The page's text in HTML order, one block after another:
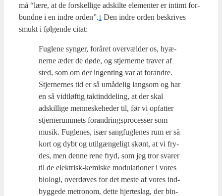
må “lære, at de for­skel­li­ge adskil­te ele­men­ter er intimt for­
bund­ne i en indre orden”.1 Den indre orden beskri­ves
smukt i føl­gen­de citat:
Fug­le­ne syn­ger, for­å­ret over­væl­der os, hyæ­
ner­ne æder de døde, og stjer­ner­ne tra­ver af
sted, som om der ingen­ting var at for­an­dre.
Stjer­ner­nes tid er så umå­de­lig lang­som og har
en så vidt­løf­tig takt­ind­deling, at der skal
adskil­li­ge men­ne­ske­he­der til, før vi opfat­ter
stjer­ne­rum­mets for­an­drings­pro­ces­ser som
musik. Fug­le­nes, især sang­fug­le­nes rum er så
kort og dybt og util­gæn­ge­ligt skønt, at vi fry­
des, men den­ne rene fryd, som jeg tror sva­rer
til de elek­trisk-kemi­ske modu­la­tio­ner i vores
bio­lo­gi, over­dø­ves for det meste af vores ind­
byg­ge­de metro­nom, det­te hjer­teslag, der bin­